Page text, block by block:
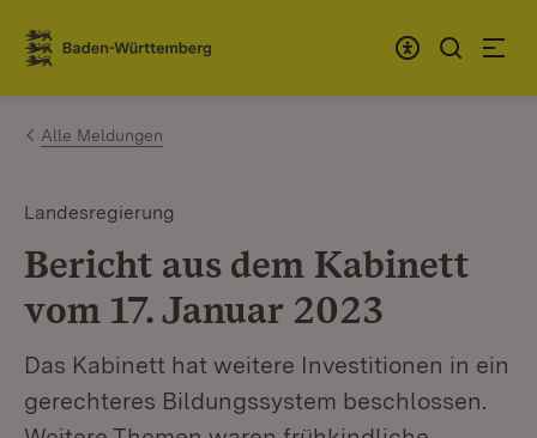
Zum Inhalt springen
Link zur Startseite
Alle Meldungen
Landesregierung
Bericht aus dem Kabinett
vom 17. Januar 2023
Das Kabinett hat weitere Investitionen in ein
gerechteres Bildungssystem beschlossen.